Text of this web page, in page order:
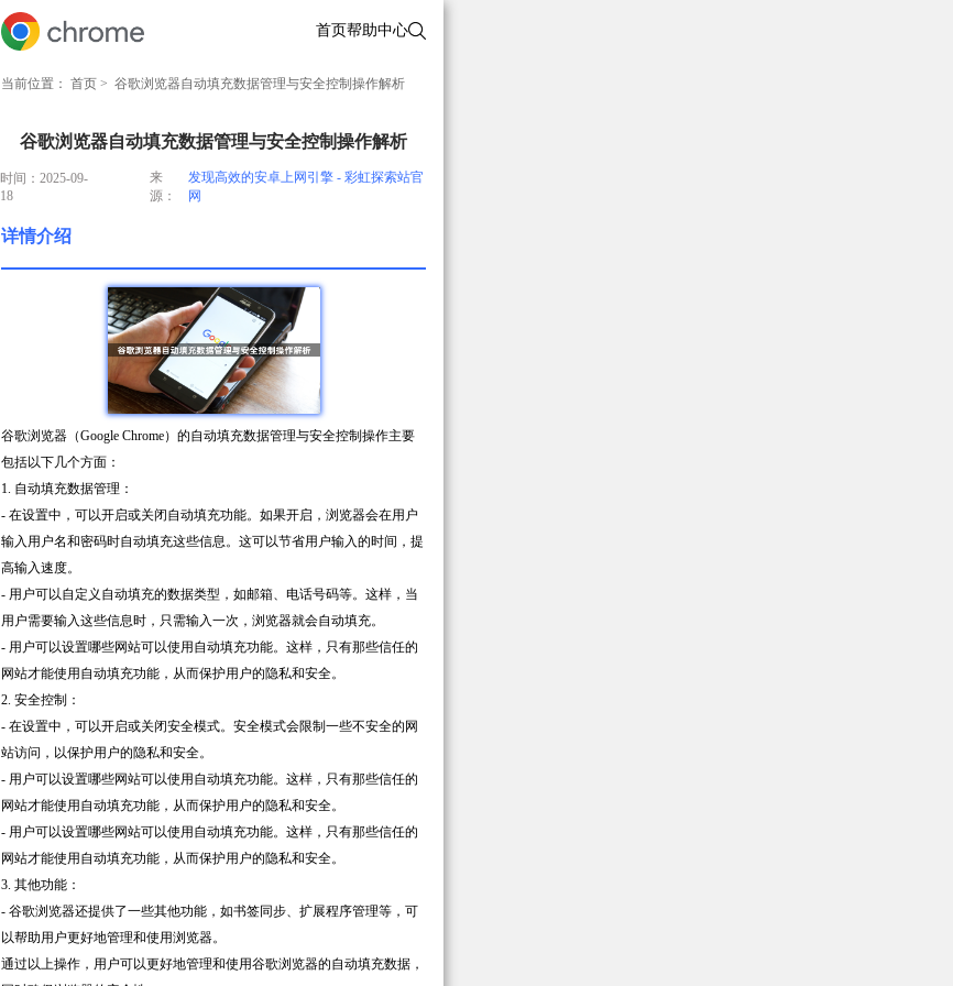
首页帮助中心
当前位置： 首页 > 谷歌浏览器自动填充数据管理与安全控制操作解析
谷歌浏览器自动填充数据管理与安全控制操作解析
时间：2025-09-
18
来
源：
发现高效的安卓上网引擎 - 彩虹探索站官
网
详情介绍
谷歌浏览器（Google Chrome）的自动填充数据管理与安全控制操作主要
包括以下几个方面：
1. 自动填充数据管理：
- 在设置中，可以开启或关闭自动填充功能。如果开启，浏览器会在用户
输入用户名和密码时自动填充这些信息。这可以节省用户输入的时间，提
高输入速度。
- 用户可以自定义自动填充的数据类型，如邮箱、电话号码等。这样，当
用户需要输入这些信息时，只需输入一次，浏览器就会自动填充。
- 用户可以设置哪些网站可以使用自动填充功能。这样，只有那些信任的
网站才能使用自动填充功能，从而保护用户的隐私和安全。
2. 安全控制：
- 在设置中，可以开启或关闭安全模式。安全模式会限制一些不安全的网
站访问，以保护用户的隐私和安全。
- 用户可以设置哪些网站可以使用自动填充功能。这样，只有那些信任的
网站才能使用自动填充功能，从而保护用户的隐私和安全。
- 用户可以设置哪些网站可以使用自动填充功能。这样，只有那些信任的
网站才能使用自动填充功能，从而保护用户的隐私和安全。
3. 其他功能：
- 谷歌浏览器还提供了一些其他功能，如书签同步、扩展程序管理等，可
以帮助用户更好地管理和使用浏览器。
通过以上操作，用户可以更好地管理和使用谷歌浏览器的自动填充数据，